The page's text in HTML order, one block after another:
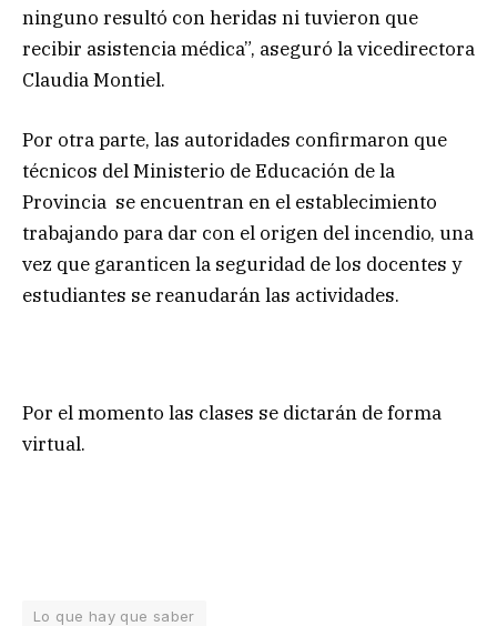
ninguno resultó con heridas ni tuvieron que
recibir asistencia médica”, aseguró la vicedirectora
Claudia Montiel.
Por otra parte, las autoridades confirmaron que
técnicos del Ministerio de Educación de la
Provincia se encuentran en el establecimiento
trabajando para dar con el origen del incendio, una
vez que garanticen la seguridad de los docentes y
estudiantes se reanudarán las actividades.
Por el momento las clases se dictarán de forma
virtual.
Lo que hay que saber